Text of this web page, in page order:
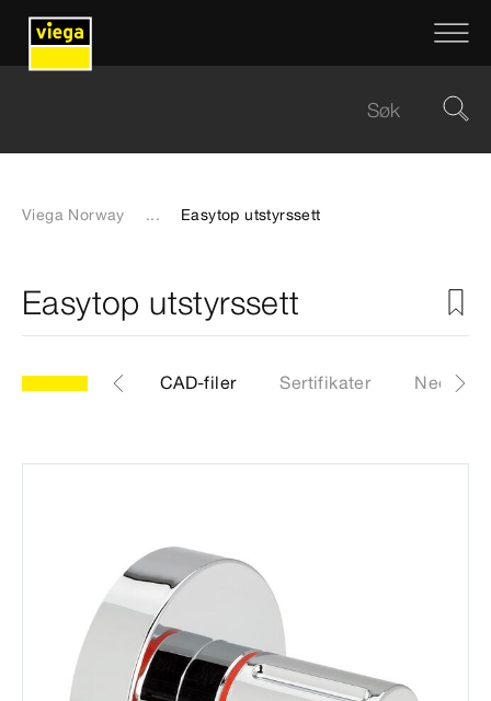
Viega Norway ... Easytop utstyrssett
Easytop utstyrssett
Artikkel CAD-filer Sertifikater